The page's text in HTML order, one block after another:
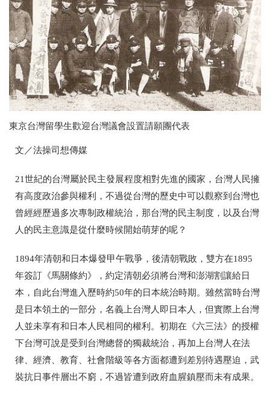
東京台灣留學生歡迎台灣議會設置請願團代表
文／法操司想傳媒
21世紀的台灣屬於民主發展程度相對先進的國家，台灣人民擁
有高度政治參與權利，不過從台灣的歷史中可以觀察到台灣也
曾經經歷過多次專制政權統治，那台灣的民主制度，以及台灣
人的民主意識是從什麼時候開始萌芽的呢？
1894年清朝和日本爆發甲午戰爭，後清朝戰敗，雙方在1895
年簽訂《馬關條約》，約定清朝必須將台灣和澎湖割讓給日
本，自此台灣進入歷時約50年的日本統治時期。雖然當時台灣
是日本領土的一部分，名義上台灣人即日本人，但實際上台灣
人並未享有和日本人民相同的權利。初期在《六三法》的授權
下台灣可說是受到台灣總督的獨裁統治，再加上台灣人在法
律、經濟、教育、社會階級等各方面都遭到差別待遇壓迫，武
裝抗日事件層出不窮，不過皆遭到政府血腥鎮壓而未有成果。